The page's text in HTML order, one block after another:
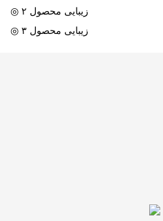
◎ زیبایی محصول ۲
◎ زیبایی محصول ۳